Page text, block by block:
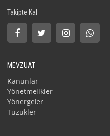
Takipte Kal
MEVZUAT
Kanunlar
Yönetmelikler
Yönergeler
Tüzükler